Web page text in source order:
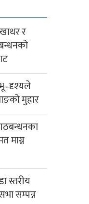
र
मुहार
माग्न
स्तरीय
सम्पन्न